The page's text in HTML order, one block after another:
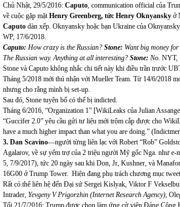
Chủ Nhật, 29/5/2016: Caputo , communication official của
về cuộc gặp mặt Henry Greenberg, tức Henry Oknyansky ở
Caputo dàn xếp. Oknyansky hoặc bạn Ukraine của Oknyansky,
WP, 17/6/2018.
Caputo: How crazy is the Russian? Stone: Want big money
The Russian way. Anything at all interesting? Stone: No. NYT,
Stone và Caputo không nhắc chi tiết này khi điều trần trước
Tháng 5/2018 mới thú nhận với Mueller Team. Từ 14/6/2018
nhưng cho rằng mình bị set-up.
Sau đó, Stone tuyên bố có thể bị indicted.
Tháng 6/2016, “Organization 1” [WikiLeaks của Julian
“Guccifer 2.0” yêu cầu gửi tư liệu mới trộm cắp được cho
have a much higher impact than what you are doing.”
3. Dan Scavino—người từng liên lạc với Robert “Rob”
Agalarov, về sự yểm trợ của 2 triệu người Mỹ gốc Nga. như e-
5, 7/9/2017), tức 20 ngày sau khi Don, Jr, Kushner, và
16G00 ở Trump Tower. Hiện đang phụ trách chương mục
Rất có thể liên hệ đến Đại sứ Sergei Kislyak, Viktor F
Intrader, Yevgeny V Prigorzhin (Internet Research Agency),
Tối 21/7/2016; Trump được chọn làm ứng cử viên Đảng Cộng